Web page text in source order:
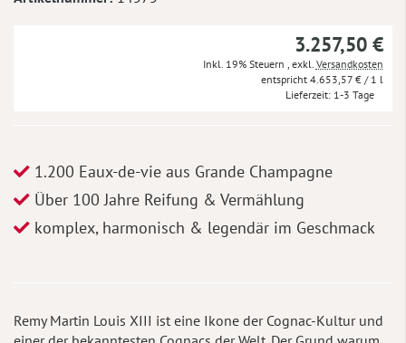
3.257,50 €
Inkl. 19% Steuern exkl. Versandkosten
4.653,57 € / 1 l
Lieferzeit 1-3 Tage
1.200 Eaux-de-vie aus Grande Champagne
Über 100 Jahre Reifung & Vermählung
komplex, harmonisch & legendär im Geschmack
Remy Martin Louis XIII ist eine Ikone der Cognac-Kultur und